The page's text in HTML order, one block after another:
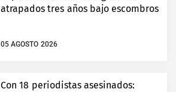
atrapados tres años bajo escombros
05 AGOSTO 2026
Con 18 periodistas asesinados: